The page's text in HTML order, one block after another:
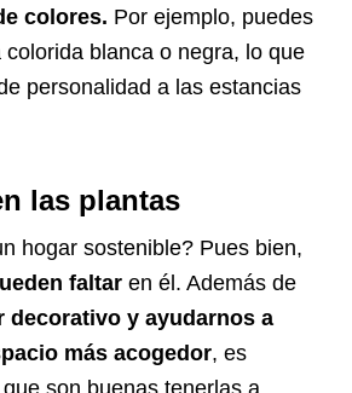
colores. Por ejemplo, puedes
blanca o negra, lo que
personalidad a las estancias
las plantas
hogar sostenible? Pues bien,
faltar en él. Además de
decorativo y ayudarnos a
más acogedor, es